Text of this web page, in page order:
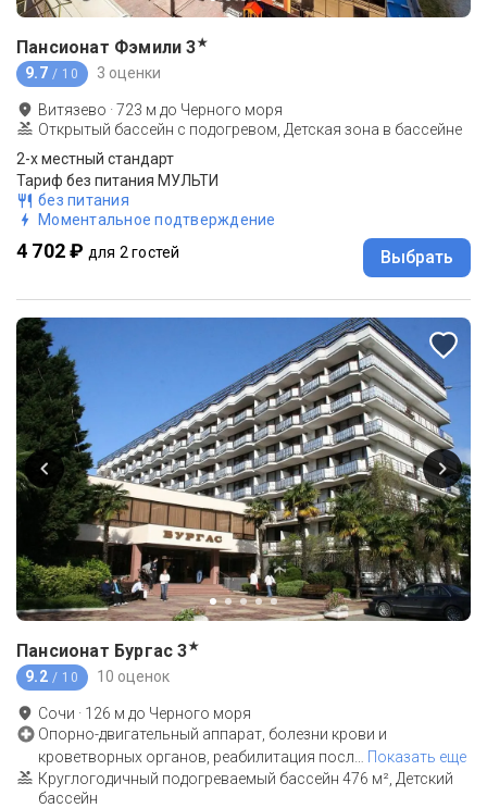
Пансионат Фэмили 3★
9.7 / 10 3 оценки
Витязево ·723 м до Черного моря
Открытый бассейн с подогревом, Детская зона в бассейне
2-x местный стандарт
Тариф без питания МУЛЬТИ
без питания
Моментальное подтверждение
4 702 ₽ для 2 гостей Выбрать
Пансионат Бургас 3★
9.2 / 10 10 оценок
Сочи · 126 м до Черного моря
Опорно-двигательный аппарат, болезни крови и
кроветворных органов, реабилитация посл
Показать еще
Круглогодичный подогреваемый бассейн 476 м², Детский
бассейн